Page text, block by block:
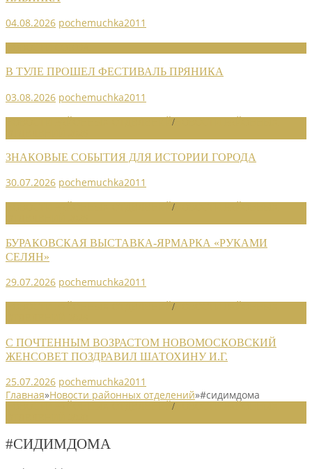
04.08.2026 pochemuchka2011
В ТУЛЕ ПРОШЕЛ ФЕСТИВАЛЬ ПРЯНИКА
03.08.2026 pochemuchka2011
/
ЗНАКОВЫЕ СОБЫТИЯ ДЛЯ ИСТОРИИ ГОРОДА
30.07.2026 pochemuchka2011
/
БУРАКОВСКАЯ ВЫСТАВКА-ЯРМАРКА «РУКАМИ
СЕЛЯН»
29.07.2026 pochemuchka2011
/
С ПОЧТЕННЫМ ВОЗРАСТОМ НОВОМОСКОВСКИЙ
ЖЕНСОВЕТ ПОЗДРАВИЛ ШАТОХИНУ И.Г.
25.07.2026 pochemuchka2011
Главная»Новости районных отделений»#сидимдома
/
#СИДИМДОМА